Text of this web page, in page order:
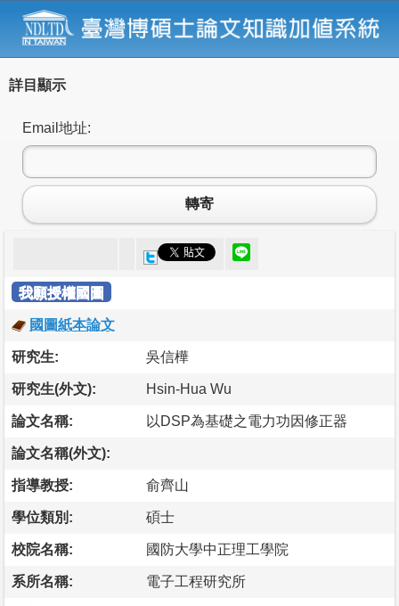
詳目顯示
Email地址:
轉寄
我願授權國圖
國圖紙本論文
研究生: 吳信樺
研究生(外文): Hsin-Hua Wu
論文名稱: 以DSP為基礎之電力功因修正器
論文名稱(外文):
指導教授: 俞齊山
學位類別: 碩士
校院名稱: 國防大學中正理工學院
系所名稱: 電子工程研究所